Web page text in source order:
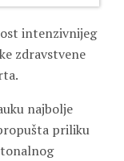
intenzivnijeg
zdravstvene
najbolje
priliku